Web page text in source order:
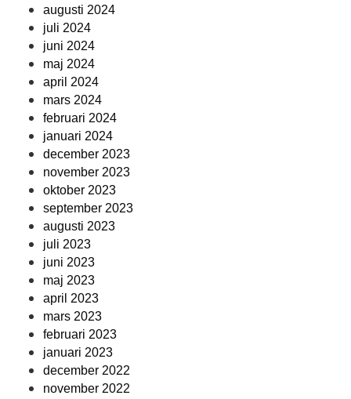
augusti 2024
juli 2024
juni 2024
maj 2024
april 2024
mars 2024
februari 2024
januari 2024
december 2023
november 2023
oktober 2023
september 2023
augusti 2023
juli 2023
juni 2023
maj 2023
april 2023
mars 2023
februari 2023
januari 2023
december 2022
november 2022